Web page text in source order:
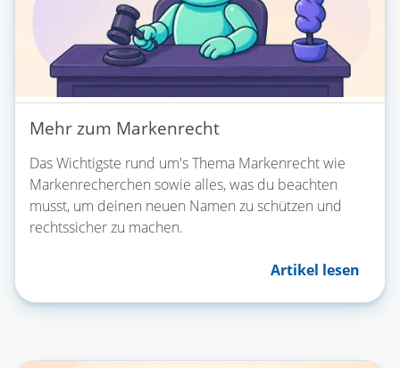
Mehr zum Markenrecht
Das Wichtigste rund um's Thema Markenrecht wie
Markenrecherchen sowie alles, was du beachten
musst, um deinen neuen Namen zu schützen und
rechtssicher zu machen.
Artikel lesen